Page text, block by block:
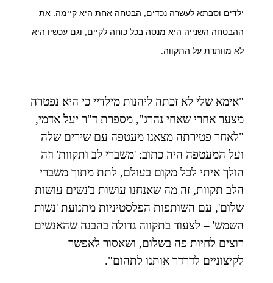
ילדים וסבתא לעשרה נכדים, הבטחה אחת היא קיימה. את
ההבטחה השנייה היא מנסה בכל כוחה לקיים, וגם עכשיו היא
לא מוותרת על התקווה.
"אימא שלי לא זכתה ליהנות מילדיי כי היא נפטרה
מצער אחרי שאחי נהרג", מספרת ד"ר יעל אדמי,
"לאחר פטירתה מצאנו מעטפה עם שירים שלה
ועל המעטפה היה כתוב: 'משברי לב ותקוות' וזה
הולך איתי לכל מקום בעולם, לתת מתוך משברי
הלב תקוות, זה מה שאנחנו עושות ב'נשים עושות
שלום', עם השותפות הפלסטיניות מתנועת 'נשות
השמש' – לצעוד בתקווה גדולה בהבנה שהאנשים
רוצים לחיות פה בשלום, ושאסור לאפשר
לקיצוניים לדרדר אותנו לתהום".